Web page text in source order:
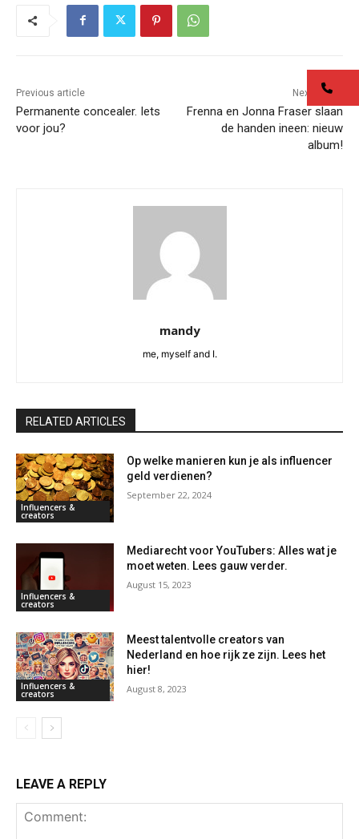
Previous article
Permanente concealer. Iets
voor jou?
Next article
Frenna en Jonna Fraser slaan
de handen ineen: nieuw
album!
mandy
me, myself and I.
RELATED ARTICLES
Influencers &
creators
Op welke manieren kun je als influencer
geld verdienen?
September 22, 2024
Influencers &
creators
Mediarecht voor YouTubers: Alles wat je
moet weten. Lees gauw verder.
August 15, 2023
Influencers &
creators
Meest talentvolle creators van
Nederland en hoe rijk ze zijn. Lees het
hier!
August 8, 2023
LEAVE A REPLY